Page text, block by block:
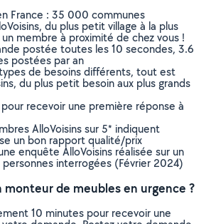
France : 35 000 communes
du plus petit village à la plus
membre à proximité de chez vous !
postée toutes les 10 secondes, 3.6
postées par an
de besoins différents, tout est
du plus petit besoin aux plus grands
recevoir une première réponse à
AlloVoisins sur 5* indiquent
un bon rapport qualité/prix
enquête AlloVoisins réalisée sur un
interrogées (Février 2024)
monteur de meubles en urgence ?
10 minutes pour recevoir une